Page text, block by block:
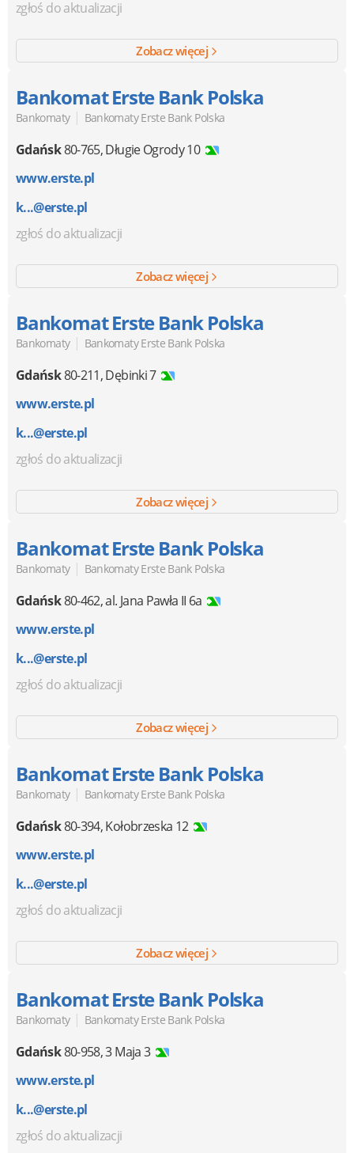
zgłoś do aktualizacji
Zobacz więcej
Bankomat Erste Bank Polska
Bankomaty | Bankomaty Erste Bank Polska
Gdańsk80-765,Długie Ogrody 10
www.erste.pl
k...@erste.pl
zgłoś do aktualizacji
Zobacz więcej
Bankomat Erste Bank Polska
Bankomaty | Bankomaty Erste Bank Polska
Gdańsk80-211,Dębinki 7
www.erste.pl
k...@erste.pl
zgłoś do aktualizacji
Zobacz więcej
Bankomat Erste Bank Polska
Bankomaty | Bankomaty Erste Bank Polska
Gdańsk80-462,al. Jana Pawła II 6a
www.erste.pl
k...@erste.pl
zgłoś do aktualizacji
Zobacz więcej
Bankomat Erste Bank Polska
Bankomaty | Bankomaty Erste Bank Polska
Gdańsk80-394,Kołobrzeska 12
www.erste.pl
k...@erste.pl
zgłoś do aktualizacji
Zobacz więcej
Bankomat Erste Bank Polska
Bankomaty | Bankomaty Erste Bank Polska
Gdańsk80-958,3 Maja 3
www.erste.pl
k...@erste.pl
zgłoś do aktualizacji